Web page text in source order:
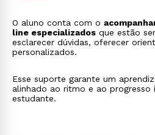
O aluno conta com o
line especializados que estão
esclarecer dúvidas, oferecer
personalizados.
Esse suporte garante um
alinhado ao ritmo e ao progresso
estudante.